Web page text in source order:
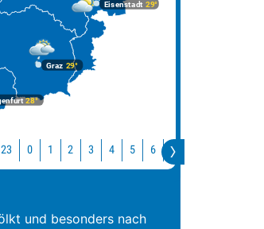
Graz 29°
28°
Eisenstadt 29°
23 0 1 2 3 4 5 6 7
und besonders nach